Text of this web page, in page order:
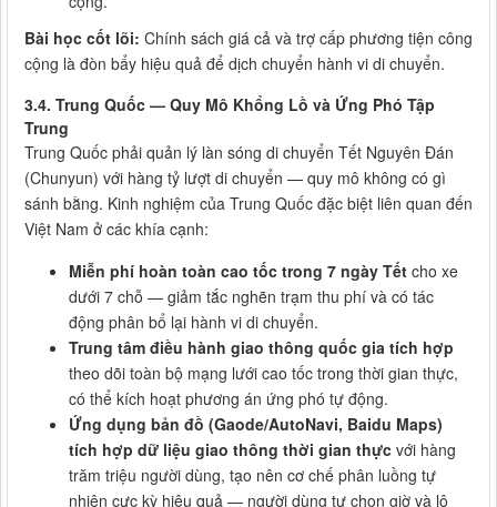
Bài học cốt lõi: Chính sách giá cả và trợ cấp phương tiện công
cộng là đòn bẩy hiệu quả để dịch chuyển hành vi di chuyển.
3.4. Trung Quốc — Quy Mô Khổng Lồ và Ứng Phó Tập
Trung
Trung Quốc phải quản lý làn sóng di chuyển Tết Nguyên Đán
(Chunyun) với hàng tỷ lượt di chuyển — quy mô không có gì
sánh bằng. Kinh nghiệm của Trung Quốc đặc biệt liên quan đến
Việt Nam ở các khía cạnh:
Miễn phí hoàn toàn cao tốc trong 7 ngày Tết cho xe
dưới 7 chỗ — giảm tắc nghẽn trạm thu phí và có tác
động phân bổ lại hành vi di chuyển.
Trung tâm điều hành giao thông quốc gia tích hợp
theo dõi toàn bộ mạng lưới cao tốc trong thời gian thực,
có thể kích hoạt phương án ứng phó tự động.
Ứng dụng bản đồ (Gaode/AutoNavi, Baidu Maps)
tích hợp dữ liệu giao thông thời gian thực với hàng
trăm triệu người dùng, tạo nên cơ chế phân luồng tự
nhiên cực kỳ hiệu quả — người dùng tự chọn giờ và lộ